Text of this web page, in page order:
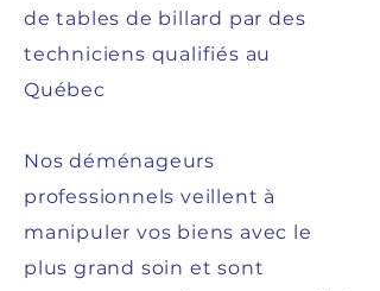
de tables de billard par des
techniciens qualifiés au
Québec
Nos déménageurs
professionnels veillent à
manipuler vos biens avec le
plus grand soin et sont